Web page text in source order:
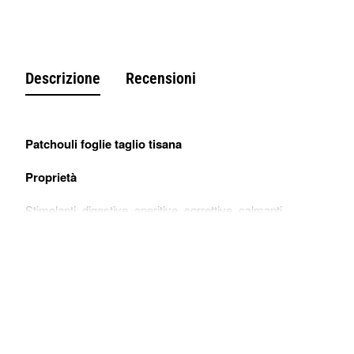
Descrizione Recensioni
Patchouli foglie taglio tisana
Proprietà
Stimolanti, digestive, aperitive, correttive, calmanti.